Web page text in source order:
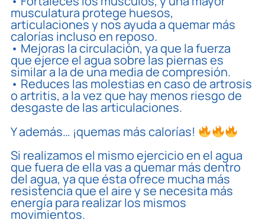
musculatura protege huesos,
articulaciones y nos ayuda a quemar más
calorías incluso en reposo.
• Mejoras la circulación, ya que la fuerza
que ejerce el agua sobre las piernas es
similar a la de una media de compresión.
• Reduces las molestias en caso de artrosis
o artritis, a la vez que hay menos riesgo de
desgaste de las articulaciones.
Y además… ¡quemas más calorías!
Si realizamos el mismo ejercicio en el agua
que fuera de ella vas a quemar más dentro
del agua, ya que ésta ofrece mucha más
resistencia que el aire y se necesita más
energía para realizar los mismos
movimientos.